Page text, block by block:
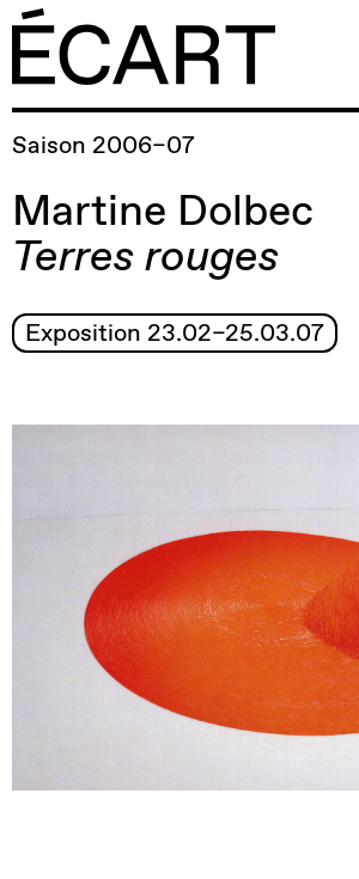
Saison 2006–07
Martine Dolbec
Terres rouges
Exposition 23.02–25.03.07